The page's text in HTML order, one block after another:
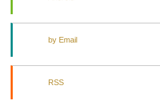
by Email
RSS